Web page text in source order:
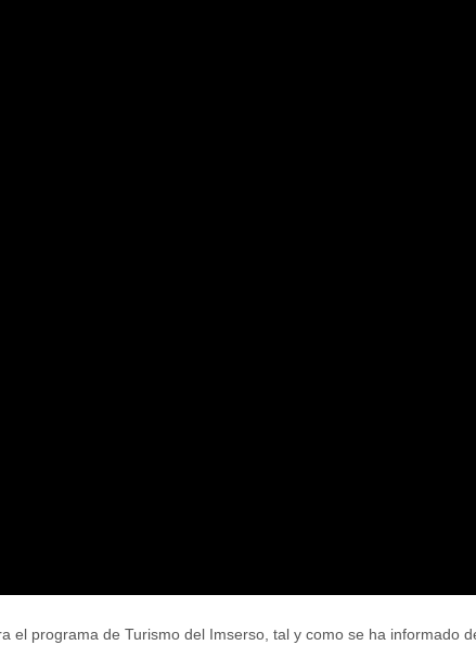
el programa de Turismo del Imserso, tal y como se ha informado